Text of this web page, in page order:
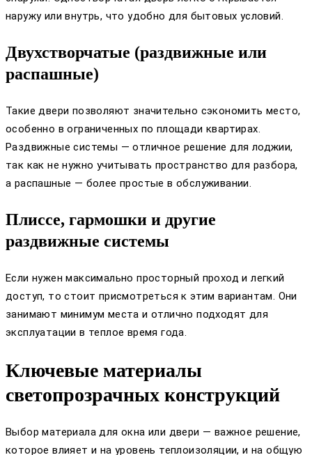
наружу или внутрь, что удобно для бытовых условий.
Двухстворчатые (раздвижные или
распашные)
Такие двери позволяют значительно сэкономить место,
особенно в ограниченных по площади квартирах.
Раздвижные системы — отличное решение для лоджии,
так как не нужно учитывать пространство для разбора,
а распашные — более простые в обслуживании.
Плиссе, гармошки и другие
раздвижные системы
Если нужен максимально просторный проход и легкий
доступ, то стоит присмотреться к этим вариантам. Они
занимают минимум места и отлично подходят для
эксплуатации в теплое время года.
Ключевые материалы
светопрозрачных конструкций
Выбор материала для окна или двери — важное решение,
которое влияет и на уровень теплоизоляции, и на общую